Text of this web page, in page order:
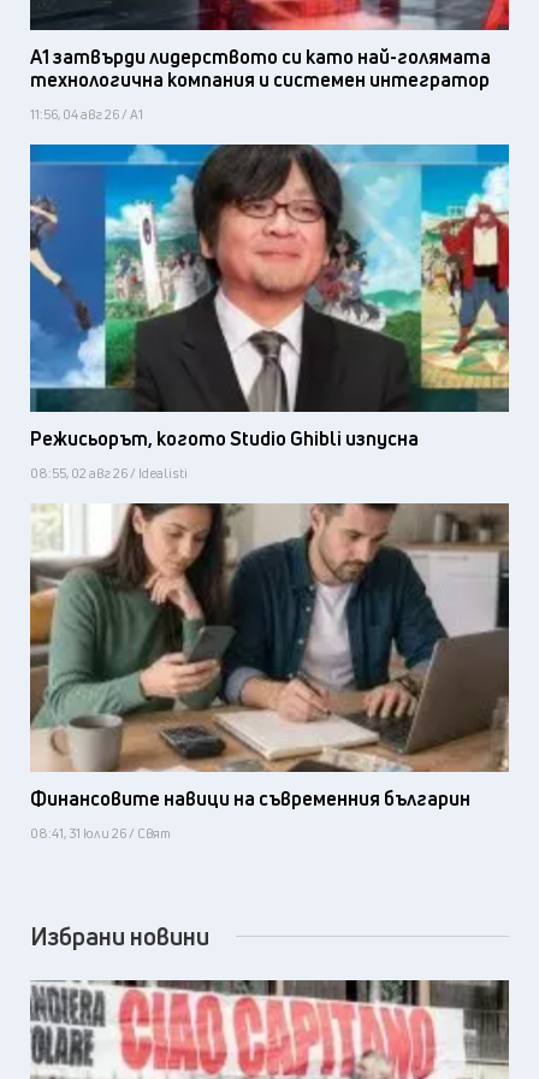
А1 затвърди лидерството си като най-голямата
технологична компания и системен интегратор
11:56, 04 авг 26 / А1
Режисьорът, когото Studio Ghibli изпусна
08:55, 02 авг 26 / Idealisti
Финансовите навици на съвременния българин
08:41, 31 юли 26 / Свят
Избрани новини